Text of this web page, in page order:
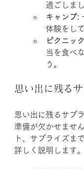
過ごしま
キャンプ:
体験をし
ピクニッ
当を食べ
う。
思い出に残る
思い出に残るサプ
準備が欠かせませ
ト、サプライズま
詳しく説明します。